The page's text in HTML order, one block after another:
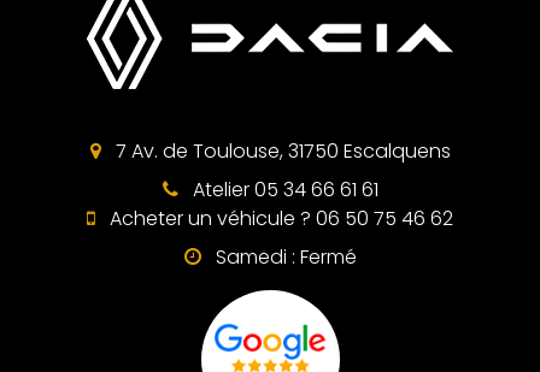
7 Av. de Toulouse, 31750 Escalquens
Atelier 05 34 66 61 61
Acheter un véhicule ? 06 50 75 46 62
Samedi : Fermé